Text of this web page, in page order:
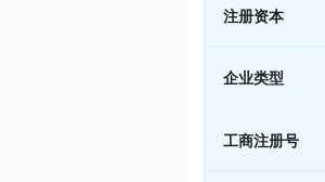
注册资本
企业类型
工商注册号